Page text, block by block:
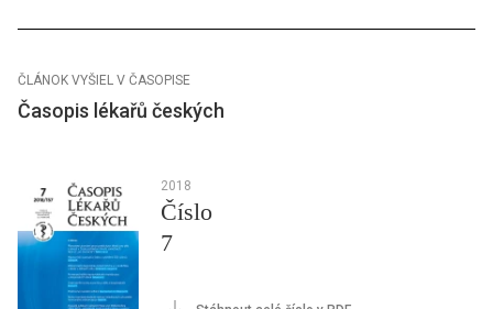
ČLÁNOK VYŠIEL V ČASOPISE
Časopis lékařů českých
2018
Číslo
7